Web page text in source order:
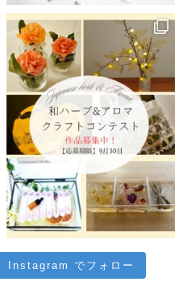
Instagram でフォロー